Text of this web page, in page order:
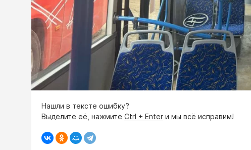
Нашли в тексте ошибку?
Выделите её, нажмите Ctrl + Enter и мы всё исправим!